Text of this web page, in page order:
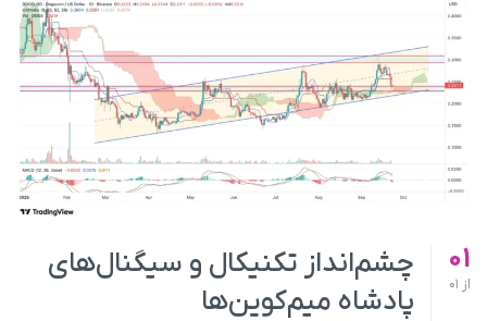
01
از
چشم‌انداز تکنیکال و سیگنال‌های
پادشاه میم‌کوین‌ها